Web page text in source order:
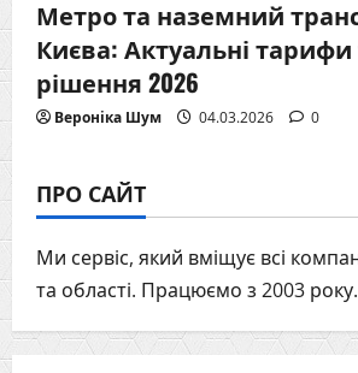
Метро та наземний
Києва: Актуальні
рішення 2026
Вероніка Шум 04.03.2026 0
ПРО САЙТ
Ми сервіс, який вміщує всі
та області. Працюємо з 2003 року.